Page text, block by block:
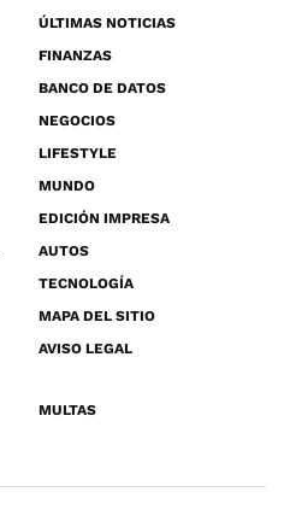
ÚLTIMAS NOTICIAS
FINANZAS
BANCO DE DATOS
NEGOCIOS
LIFESTYLE
MUNDO
EDICIÓN IMPRESA
AUTOS
TECNOLOGÍA
MAPA DEL SITIO
AVISO LEGAL
MULTAS